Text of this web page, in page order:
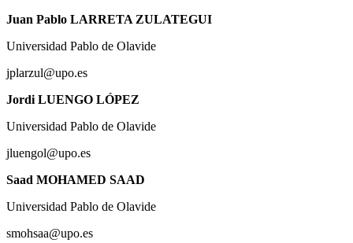
Juan Pablo LARRETA ZULATEGUI
Universidad Pablo de Olavide
jplarzul@upo.es
Jordi LUENGO LÓPEZ
Universidad Pablo de Olavide
jluengol@upo.es
Saad MOHAMED SAAD
Universidad Pablo de Olavide
smohsaa@upo.es